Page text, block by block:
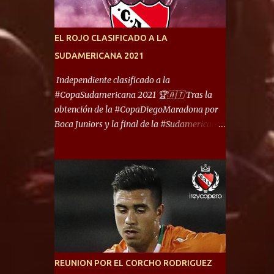
ello son protagonistas de un clásico de los
transitó por la primera división del fútbol
local durante muchos años. Dock Sud es otro
de los que comparten esas tierras, aunque el
foco de atención es la convivencia
Independiente - Racing. “No encuentro, más
reúna tantos logros deportivos, tantos
clubes y tanta gente en este deporte”,
afirmó Facundo Moyano. “Creo que
EL ROJO CLASIFICADO A LA
SUDAMERICANA 2021
Independiente clasificado a la
#CopaSudamericana 2021 🏆🇦🇹 Tras la
obtención de la #CopaDiegoMaradona por
Boca Juniors y la final de la #Sudamericana
Defensa y Justicia o Lanús, dadas estás dos
condiciones el Rey de Copas se clasifica a la
Copa Sudamericana de este 2021. En este
año, la Sudamericana sufrirá modificaciones
en su formato, que iniciará en fase de grupos
con 6 partidos, de los cuales sólo los
primeros de cada grupo jugarán los 8vos.
REUNION POR EL CORCHO RODRIGUEZ